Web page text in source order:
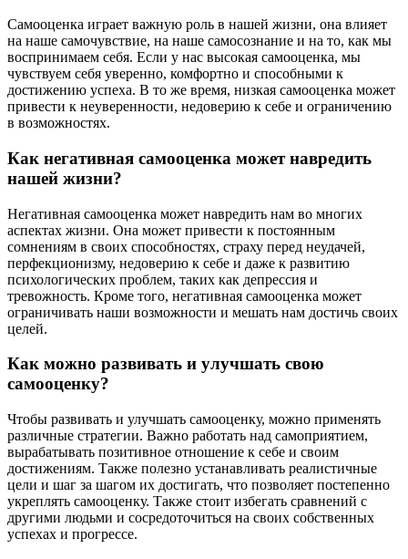
Самооценка играет важную роль в нашей жизни, она влияет
на наше самочувствие, на наше самосознание и на то, как мы
воспринимаем себя. Если у нас высокая самооценка, мы
чувствуем себя уверенно, комфортно и способными к
достижению успеха. В то же время, низкая самооценка может
привести к неуверенности, недоверию к себе и ограничению
в возможностях.
Как негативная самооценка может навредить
нашей жизни?
Негативная самооценка может навредить нам во многих
аспектах жизни. Она может привести к постоянным
сомнениям в своих способностях, страху перед неудачей,
перфекционизму, недоверию к себе и даже к развитию
психологических проблем, таких как депрессия и
тревожность. Кроме того, негативная самооценка может
ограничивать наши возможности и мешать нам достичь своих
целей.
Как можно развивать и улучшать свою
самооценку?
Чтобы развивать и улучшать самооценку, можно применять
различные стратегии. Важно работать над самоприятием,
вырабатывать позитивное отношение к себе и своим
достижениям. Также полезно устанавливать реалистичные
цели и шаг за шагом их достигать, что позволяет постепенно
укреплять самооценку. Также стоит избегать сравнений с
другими людьми и сосредоточиться на своих собственных
успехах и прогрессе.